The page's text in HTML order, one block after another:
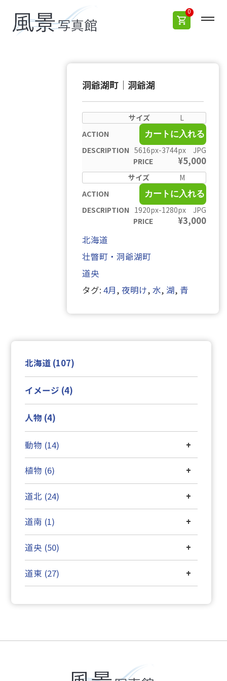
0
洞爺湖町｜洞爺湖
L
カートに入れる
5616px-3744px JPG
¥5,000
M
カートに入れる
1920px-1280px JPG
¥3,000
北海道
壮瞥町・洞爺湖町
道央
タグ: 4月, 夜明け, 水, 湖, 青
北海道 (107)
イメージ (4)
人物 (4)
+
動物 (14)
+
植物 (6)
+
道北 (24)
+
道南 (1)
+
道央 (50)
+
道東 (27)